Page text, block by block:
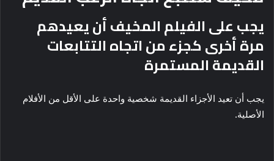
يجب على الفيلم المخيف أن يعيدهم
مرة أخرى كجزء من اتجاه التتابعات
القديمة المستمرة
يجب أن تعيد الأجزاء القديمة شخصية واحدة على الأقل من الأفلام
الأصلية.